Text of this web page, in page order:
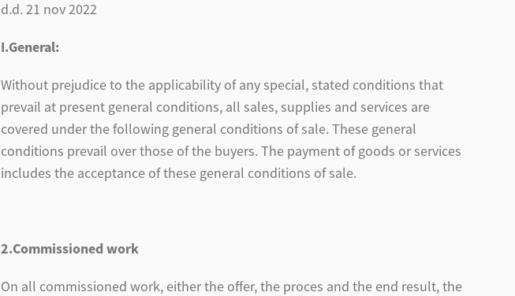
d.d. 21 nov 2022
I.General:
Without prejudice to the applicability of any special, stated conditions that
prevail at present general conditions, all sales, supplies and services are
covered under the following general conditions of sale. These general
conditions prevail over those of the buyers. The payment of goods or services
includes the acceptance of these general conditions of sale.
2.Commissioned work
On all commissioned work, either the offer, the proces and the end result, the